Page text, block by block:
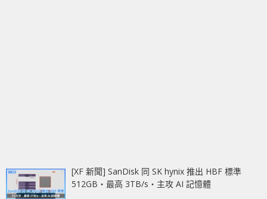
[XF 新聞] SanDisk 同 SK hynix 推出 HBF 標準
512GB‧最高 3TB/s‧主攻 AI 記憶體